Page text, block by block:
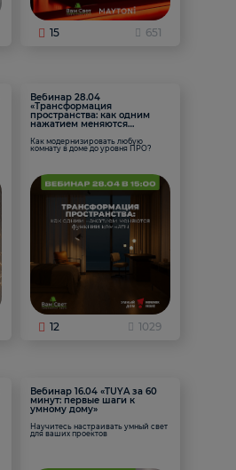
15 651
Вебинар 28.04
«Трансформация
пространства: как одним
нажатием меняются
Как модернизировать любую
комнату в доме до уровня ПРО?
12 1029
Вебинар 16.04 «TUYA за 60
минут: первые шаги к
умному дому»
Научитесь настраивать умный свет
для ваших проектов